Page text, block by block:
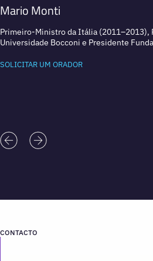
Mario Monti
Primeiro-Ministro da Itália (2011–2013),
Universidade Bocconi e Presidente
SOLICITAR UM ORADOR
CONTACTO